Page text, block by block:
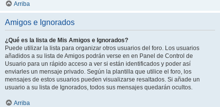
Arriba
Amigos e Ignorados
¿Qué es la lista de Mis Amigos e Ignorados?
Puede utilizar la lista para organizar otros usuarios del foro. Los usuarios
añadidos a su lista de Amigos podrán verse en en Panel de Control de
Usuario para un rápido acceso a ver si están identificados y poder así
enviarles un mensaje privado. Según la plantilla que utilice el foro, los
mensajes de estos usuarios pueden visualizarse resaltados. Si añade un
usuario a su lista de Ignorados, todos sus mensajes quedarán ocultos.
Arriba